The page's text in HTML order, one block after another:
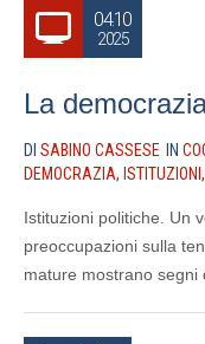
04.10
2025
La
DI SABINO CASSESE IN
DEMOCRAZIA, ISTITUZIONI ,
Istituzioni politiche. Un
preoccupazioni sulla
mature mostrano segni